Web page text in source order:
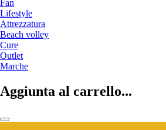
Fan
Lifestyle
Attrezzatura
Beach volley
Cure
Outlet
Marche
Aggiunta al carrello...